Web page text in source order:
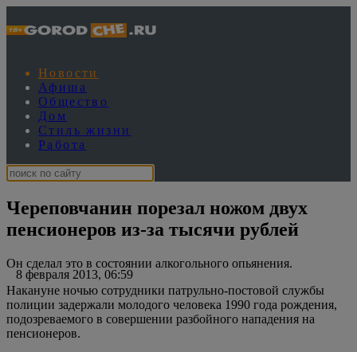
Новости
Афиша
Общество
Дом
Стиль жизни
Работа
Череповчанин порезал ножом двух
пенсионеров из-за тысячи рублей
8 февраля 2013, 06:59
Он сделал это в состоянии алкогольного опьянения.
Накануне ночью сотрудники патрульно-постовой службы
полиции задержали молодого человека 1990 года рождения,
подозреваемого в совершении разбойного нападения на
пенсионеров.